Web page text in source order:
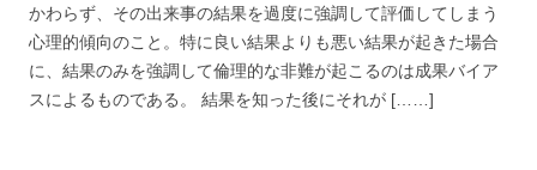
かわらず、その出来事の結果を過度に強調して評価してしまう
心理的傾向のこと。特に良い結果よりも悪い結果が起きた場合
に、結果のみを強調して倫理的な非難が起こるのは成果バイア
スによるものである。 結果を知った後にそれが [……]